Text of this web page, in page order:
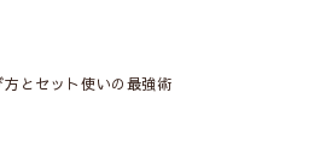
とセット使いの最強術